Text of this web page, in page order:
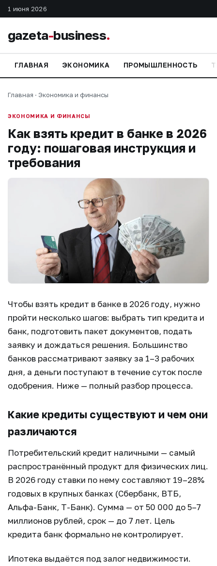
1 июня 2026
gazeta-business.
ГЛАВНАЯ ЭКОНОМИКА ПРОМЫШЛЕННОСТЬ
Главная · Экономика и финансы
ЭКОНОМИКА И ФИНАНСЫ
Как взять кредит в банке в 2026
году: пошаговая инструкция и
требования
Чтобы взять кредит в банке в 2026 году, нужно
пройти несколько шагов: выбрать тип кредита и
банк, подготовить пакет документов, подать
заявку и дождаться решения. Большинство
банков рассматривают заявку за 1–3 рабочих
дня, а деньги поступают в течение суток после
одобрения. Ниже — полный разбор процесса.
Какие кредиты существуют и чем они
различаются
Потребительский кредит наличными — самый
распространённый продукт для физических лиц.
В 2026 году ставки по нему составляют 19–28%
годовых в крупных банках (Сбербанк, ВТБ,
Альфа-Банк, Т-Банк). Сумма — от 50 000 до 5–7
миллионов рублей, срок — до 7 лет. Цель
кредита банк формально не контролирует.
Ипотека выдаётся под залог недвижимости.